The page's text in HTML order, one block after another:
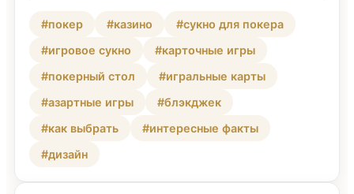
#покер #казино
#сукно для покера
#игровое сукно
#карточные игры
#покерный стол
#игральные карты
#азартные игры
#блэкджек
#как выбрать
#интересные факты
#дизайн